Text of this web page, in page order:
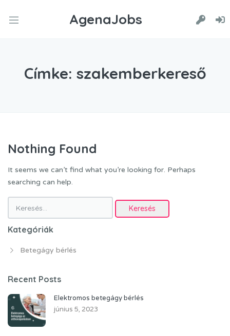
AgenaJobs
Címke: szakemberkereső
Nothing Found
It seems we can’t find what you’re looking for. Perhaps
searching can help.
Keresés:
Kategóriák
Betegágy bérlés
Recent Posts
Elektromos betegágy bérlés
június 5, 2023